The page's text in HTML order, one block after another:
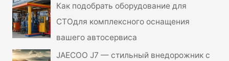
Как подобрать оборудование для
СТОдля комплексного оснащения
вашего автосервиса
JAECOO J7 — стильный внедорожник с